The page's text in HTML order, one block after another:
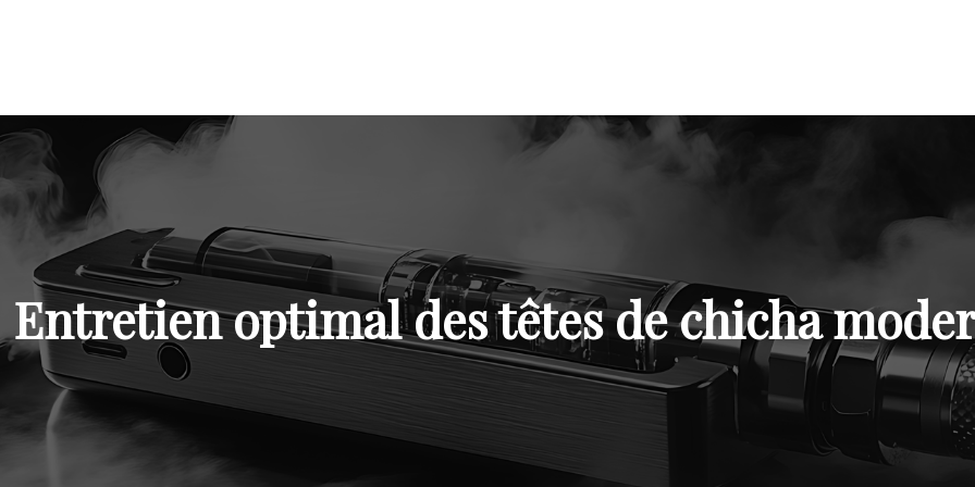
Entretien optimal des têtes de chicha